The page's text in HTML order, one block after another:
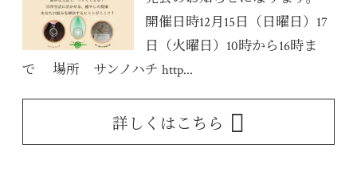
開催日時12月15日（日曜日）17
日（火曜日）10時から16時ま
で 場所 サンノハチ http...
詳しくはこちら